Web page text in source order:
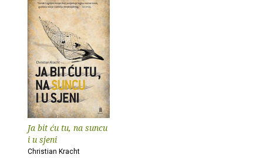
Ja bit ću tu, na suncu
i u sjeni
Christian Kracht